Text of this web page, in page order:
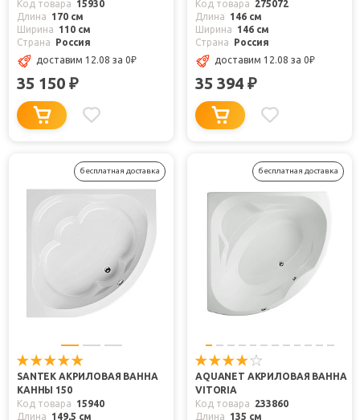
Код товара
15930
Длина
170 см
Ширина
110 см
Страна
Россия
доставим 12.08 за 0₽
35 150 ₽
Код товара
275072
Длина
146 см
Ширина
146 см
Страна
Россия
доставим 12.08 за 0₽
35 394 ₽
бесплатная доставка
SANTEK АКРИЛОВАЯ ВАННА
КАННЫ 150
Код товара
15940
Длина
149,5 см
бесплатная доставка
AQUANET АКРИЛОВАЯ ВАННА
VITORIA
Код товара
233860
Длина
135 см